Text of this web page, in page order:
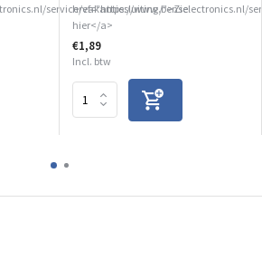
service/vakantiesluiting/">Zie
href="https://www.benselectronics.nl/
hier</a>
€1,89
Incl. btw